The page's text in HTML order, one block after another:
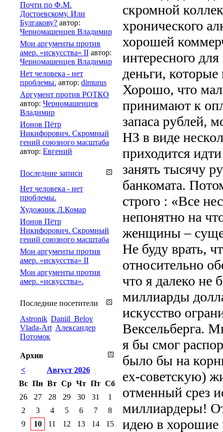
скромной
хронического
хорошей
интересного
деньги,
Хорошо, что
принимают к
запаса рублей,
НЗ в виде
приходится
занять тысячу
банкомата.
строго : «Все
непонятно на
женщины –
Не буду врать,
относительно
что я далеко не
миллиарды
искусство
Вексельберга.
я бы смог
было бы на
ex-советскую)
отменный срез
миллиардеры!
идею в хорошие
Почти по Ф.М.
Достоевскому. Или
Булгакову? автор:
Черномашенцев Владимир
Мои аргументы против
амер. «искусства» II автор:
Черномашенцев Владимир
Нет человека - нет
проблемы. автор: dimurus
Аргумент против РОТКО
автор: Черномашенцев
Владимир
Ионов Пётр
Никифорович. Скромный
гений союзного масштаба
автор: Евгений
Последние записи
Нет человека - нет
проблемы.
Художник Л.Комар
Ионов Пётр
Никифорович. Скромный
гений союзного масштаба
Мои аргументы против
амер. «искусства» II
Мои аргументы против
амер. «искусства».
Последние посетители
Astronik Daniil_Belov
Vlada-Art Александер
Потомок
Архив
<
Август 2026
Вс Пн Вт Ср Чт Пт Сб
26
27 28 29 30 31
1
2
3 4 5 6 7
8
9
10 11 12 13 14
15